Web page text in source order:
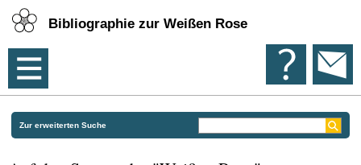
Bibliographie zur Weißen Rose
Zur erweiterten Suche